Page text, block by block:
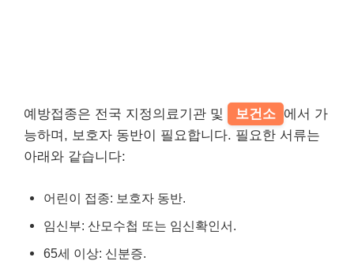
예방접종은 전국 지정의료기관 및 보건소 에서 가
능하며, 보호자 동반이 필요합니다. 필요한 서류는
아래와 같습니다:
어린이 접종: 보호자 동반.
임신부: 산모수첩 또는 임신확인서.
65세 이상: 신분증.